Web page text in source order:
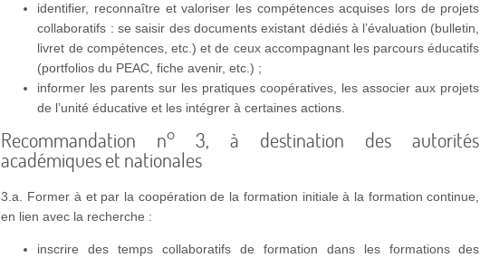
identifier, reconnaître et valoriser les compétences acquises lors de projets
collaboratifs : se saisir des documents existant dédiés à l’évaluation (bulletin,
livret de compétences, etc.) et de ceux accompagnant les parcours éducatifs
(portfolios du PEAC, fiche avenir, etc.) ;
informer les parents sur les pratiques coopératives, les associer aux projets
de l’unité éducative et les intégrer à certaines actions.
Recommandation n° 3, à destination des autorités
académiques et nationales
3.a. Former à et par la coopération de la formation initiale à la formation continue,
en lien avec la recherche :
inscrire des temps collaboratifs de formation dans les formations des